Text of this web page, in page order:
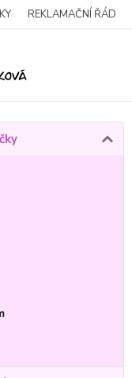
REKLAMAČNÍ ŘÁD